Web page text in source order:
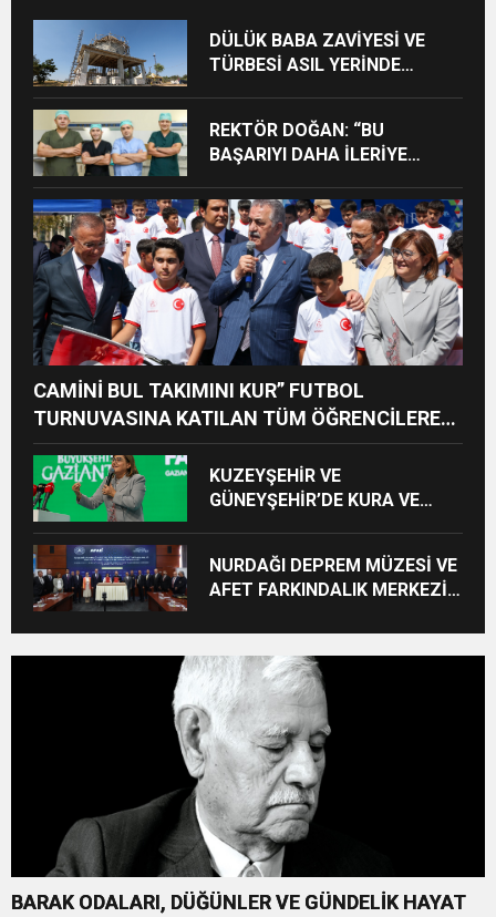
DÜLÜK BABA ZAVİYESİ VE
TÜRBESİ ASIL YERİNDE
REKTÖR DOĞAN: “BU
BAŞARIYI DAHA İLERİYE
CAMİNİ BUL TAKIMINI KUR” FUTBOL
TURNUVASINA KATILAN TÜM ÖĞRENCİLERE
BİSİKLET HEDİYE EDİLDİ
KUZEYŞEHİR VE
GÜNEYŞEHİR’DE KURA VE
KONUTUN TEMELİ ATILDI
NURDAĞI DEPREM MÜZESİ VE
AFET FARKINDALIK MERKEZİ
İMZALANDI
BARAK ODALARI, DÜĞÜNLER VE GÜNDELİK HAYAT